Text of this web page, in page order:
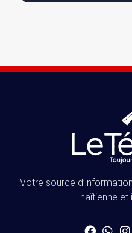
Votre source
haïtienne et